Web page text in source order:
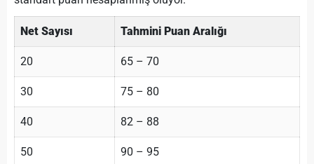
Net Sayısı Tahmini Puan Aralığı
20 65 – 70
30 75 – 80
40 82 – 88
50 90 – 95